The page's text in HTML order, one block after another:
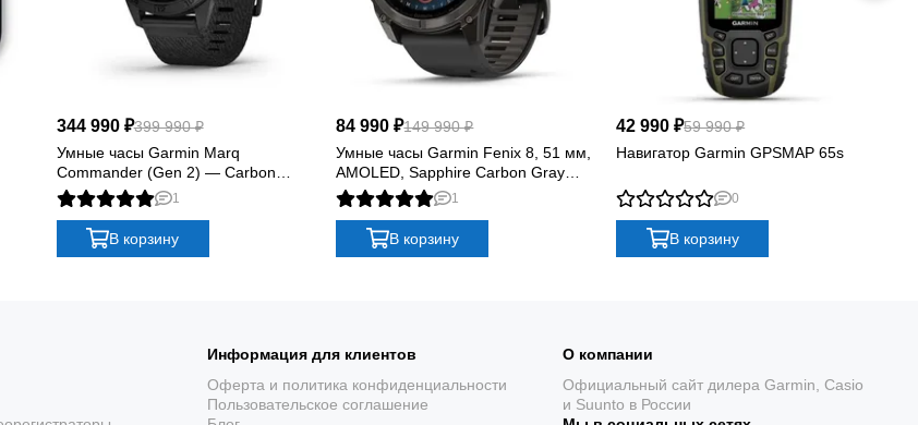
344 990 ₽399 990 ₽
Умные часы Garmin Marq
Commander (Gen 2) — Carbon
Edition
1
В корзину
84 990 ₽149 990 ₽
Умные часы Garmin Fenix 8, 51 мм,
AMOLED, Sapphire Carbon Gray
DLC Titanium with Black/Pebble Gray
Silicone
1
В корзину
42 990 ₽59 990 ₽
Навигатор Garmin GPSMAP 65s
0
В корзину
Информация для клиентов
Оферта и политика конфиденциальности
Пользовательское соглашение
О компании
Официальный сайт дилера Garmin, Casio
и Suunto в России